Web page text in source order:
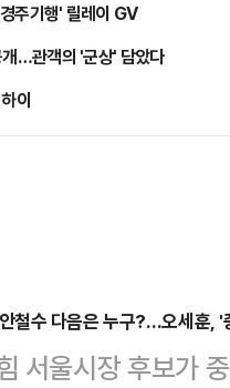
주기행' 릴레이 GV
…관객의 '군상' 담았다
이
철수 다음은 누구?…오세훈, '
서울시장 후보가